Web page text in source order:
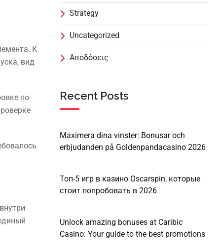
К
вид
по
Strategy
Uncategorized
Αποδόσεις
Recent Posts
Maximera dina vinster: Bonusar och
erbjudanden på Goldenpandacasino 2026
Топ-5 игр в казино Oscarspin, которые
стоит попробовать в 2026
Unlock amazing bonuses at Caribic
Casino: Your guide to the best promotions